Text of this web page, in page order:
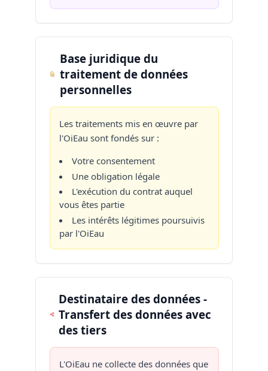
Base juridique du
traitement de données
personnelles
Les traitements mis en œuvre par
l'OiEau sont fondés sur :
Votre consentement
Une obligation légale
L'exécution du contrat auquel
vous êtes partie
Les intérêts légitimes poursuivis
par l'OiEau
Destinataire des données -
Transfert des données avec
des tiers
L'OiEau ne collecte des données que